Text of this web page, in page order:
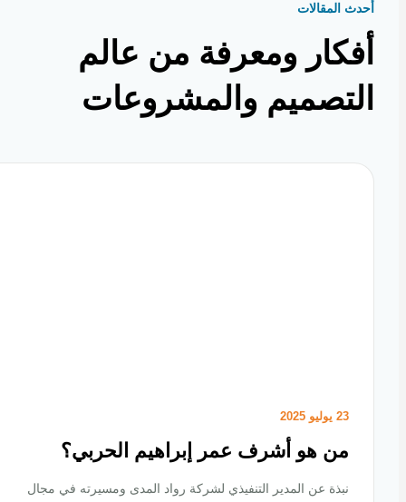
المقالات
ومعرفة من عالم
والمشروعات
من هو أشرف عمر إبراهيم الحربي؟
نبذة عن المدير التنفيذي لشركة رواد المدى ومسيرته في مجال